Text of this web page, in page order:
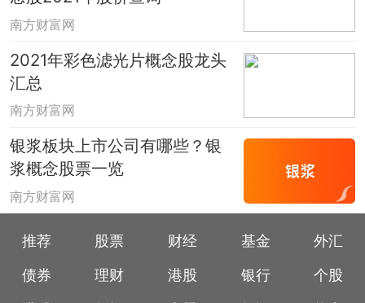
南方财富网
2021年彩色滤光片概念股龙头
汇总
南方财富网
银浆板块上市公司有哪些？银
浆概念股票一览
南方财富网
推荐 股票 财经 基金
外汇
债券
理财 港股 银行
个股